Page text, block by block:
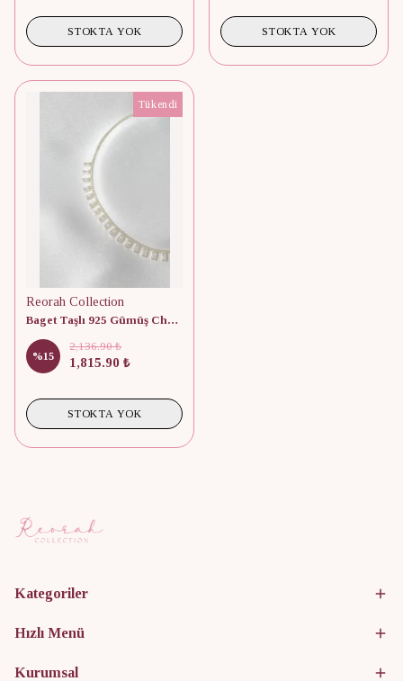
STOKTA YOK STOKTA YOK
Tükendi
Reorah Collection
Baget Taşlı 925 Gümüş Choker
%15
2,136.90 ₺
1,815.90 ₺
STOKTA YOK
Kategoriler
Hızlı Menü
Kurumsal